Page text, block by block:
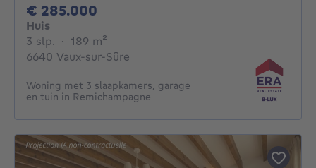
€ 285.000
Huis
3 slp. 3 slaapkamers
· 189 m²
6640 Vaux-sur-Sûre
Woning met 3 slaapkamers, garage
en tuin in Remichampagne